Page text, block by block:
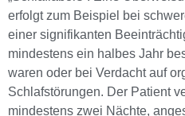
erfolgt zum Beispiel bei
einer signifikanten
mindestens ein halbes Jahr
waren oder bei Verdacht auf
Schlafstörungen. Der Patient
mindestens zwei Nächte,